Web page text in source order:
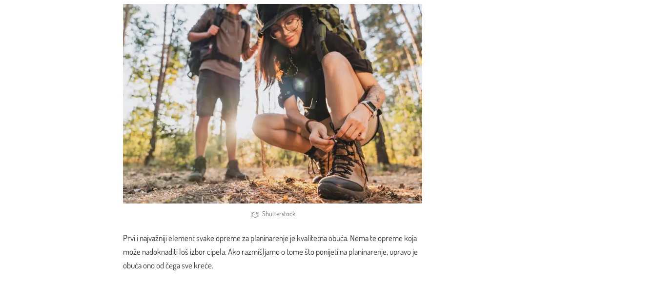
Shutterstock
Prvi i najvažniji element svake opreme za planinarenje je kvalitetna obuća. Nema te opreme koja
može nadoknaditi loš izbor cipela. Ako razmišljamo o tome što ponijeti na planinarenje, upravo je
obuća ono od čega sve kreće.